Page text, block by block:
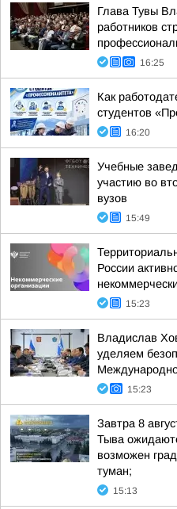
Глава Тувы
работников
16:25
Как
студентов
16:20
Учебные
участию во
вузов
15:49
России
15:23
Владислав
уделяем
15:23
Завтра 8
Тыва
возможен
туман;
15:13